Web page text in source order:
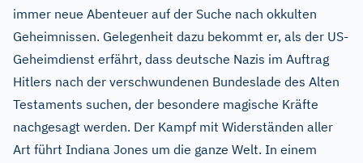
immer neue Abenteuer auf der Suche nach okkulten
Geheimnissen. Gelegenheit dazu bekommt er, als der US-
Geheimdienst erfährt, dass deutsche Nazis im Auftrag
Hitlers nach der verschwundenen Bundeslade des Alten
Testaments suchen, der besondere magische Kräfte
nachgesagt werden. Der Kampf mit Widerständen aller
Art führt Indiana Jones um die ganze Welt. In einem